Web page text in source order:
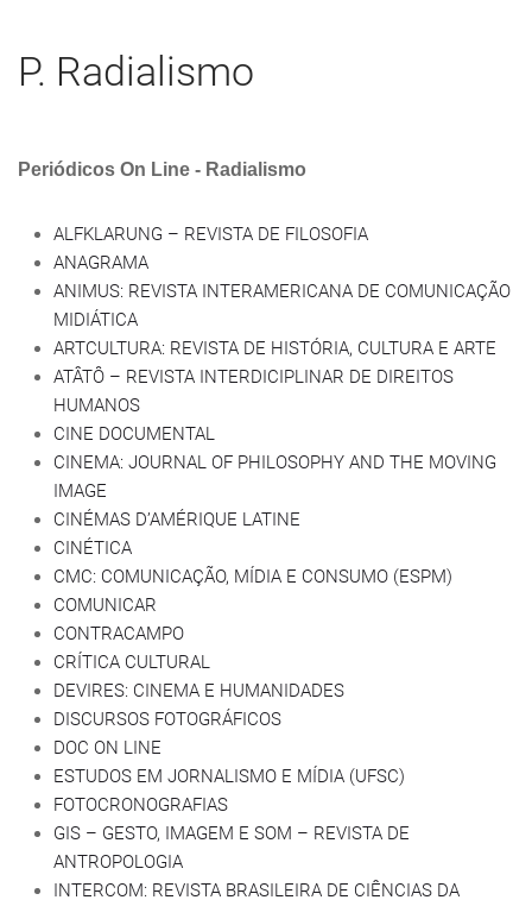
P. Radialismo
Periódicos On Line - Radialismo
ALFKLARUNG – REVISTA DE FILOSOFIA
ANAGRAMA
ANIMUS: REVISTA INTERAMERICANA DE COMUNICAÇÃO
MIDIÁTICA
ARTCULTURA: REVISTA DE HISTÓRIA, CULTURA E ARTE
ATÂTÔ – REVISTA INTERDICIPLINAR DE DIREITOS
HUMANOS
CINE DOCUMENTAL
CINEMA: JOURNAL OF PHILOSOPHY AND THE MOVING
IMAGE
CINÉMAS D’AMÉRIQUE LATINE
CINÉTICA
CMC: COMUNICAÇÃO, MÍDIA E CONSUMO (ESPM)
COMUNICAR
CONTRACAMPO
CRÍTICA CULTURAL
DEVIRES: CINEMA E HUMANIDADES
DISCURSOS FOTOGRÁFICOS
DOC ON LINE
ESTUDOS EM JORNALISMO E MÍDIA (UFSC)
FOTOCRONOGRAFIAS
GIS – GESTO, IMAGEM E SOM – REVISTA DE
ANTROPOLOGIA
INTERCOM: REVISTA BRASILEIRA DE CIÊNCIAS DA